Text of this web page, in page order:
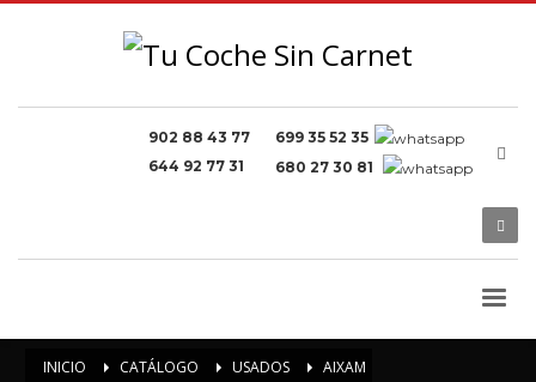
902 88 43 77
644 92 77 31
699 35 52 35
680 27 30 81
INICIO CATÁLOGO USADOS
AIXAM